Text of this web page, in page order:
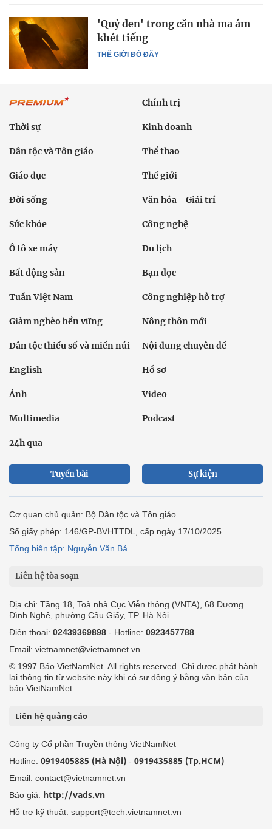
THẾ GIỚI ĐÓ ĐÂY
'Quỷ đen' trong căn nhà ma ám
khét tiếng
Chính trị
Thời sự Kinh doanh
Dân tộc và Tôn giáo Thể thao
Giáo dục Thế giới
Đời sống Văn hóa - Giải trí
Sức khỏe Công nghệ
Ô tô xe máy Du lịch
Bất động sản Bạn đọc
Tuần Việt Nam Công nghiệp hỗ trợ
Giảm nghèo bền vững Nông thôn mới
Dân tộc thiểu số và miền núi Nội dung chuyên đề
English Hồ sơ
Ảnh Video
Multimedia Podcast
24h qua
Tuyến bài Sự kiện
Cơ quan chủ quản: Bộ Dân tộc và Tôn giáo
Số giấy phép: 146/GP-BVHTTDL, cấp ngày 17/10/2025
Tổng biên tập: Nguyễn Văn Bá
Liên hệ tòa soạn
Địa chỉ: Tầng 18, Toà nhà Cục Viễn thông (VNTA), 68 Dương
Đình Nghệ, phường Cầu Giấy, TP. Hà Nội.
Điện thoại: 02439369898 - Hotline: 0923457788
Email: vietnamnet@vietnamnet.vn
© 1997 Báo VietNamNet. All rights reserved. Chỉ được phát hành
lại thông tin từ website này khi có sự đồng ý bằng văn bản của
báo VietNamNet.
Liên hệ quảng cáo
Công ty Cổ phần Truyền thông VietNamNet
Hotline: 0919405885 (Hà Nội) - 0919435885 (Tp.HCM)
Email: contact@vietnamnet.vn
Báo giá: http://vads.vn
Hỗ trợ kỹ thuật: support@tech.vietnamnet.vn